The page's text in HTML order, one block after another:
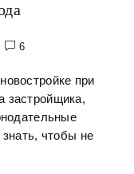
6
при
застройщика,
чтобы не